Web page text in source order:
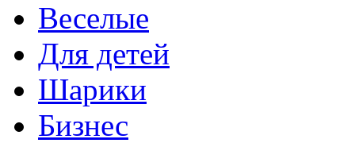
Веселые
Для детей
Шарики
Бизнес